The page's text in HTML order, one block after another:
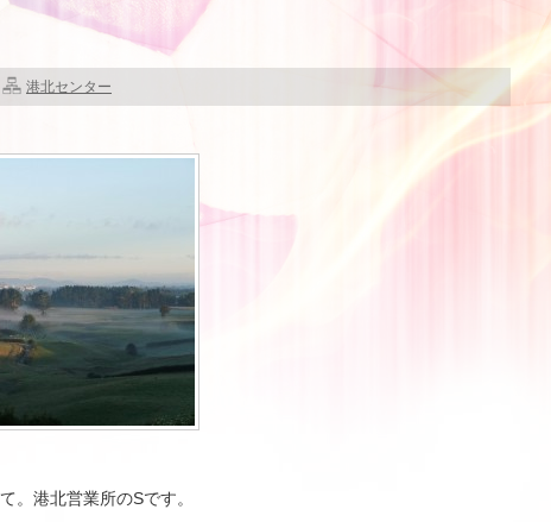
港北センター
。港北営業所のSです。